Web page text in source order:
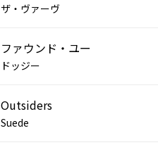
ザ・ヴァーヴ
ファウンド・ユー
ドッジー
Outsiders
Suede